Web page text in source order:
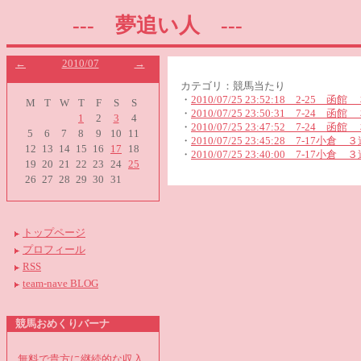
--- 夢追い人 ---
← 2010/07 →
M T W T F S
S
1
2 3
4
5
6 7 8 9 10
11
12
13 14 15 16 17
18
19 20 21 22 23 24 25
26 27 28 29 30 31
トップページ
プロフィール
RSS
team-nave BLOG
競馬おめくりバーナ
カテゴリ：競馬当たり
・ 2010/07/25 23:52:18 2-25 函館
・ 2010/07/25 23:50:31 7-24 函館
・ 2010/07/25 23:47:52 7-24 函館
・ 2010/07/25 23:45:28 7-17小倉 ３
・ 2010/07/25 23:40:00 7-17小倉 ３